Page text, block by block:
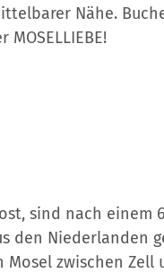
Nähe.
sind nach
den Niederlanden
zwischen Zell